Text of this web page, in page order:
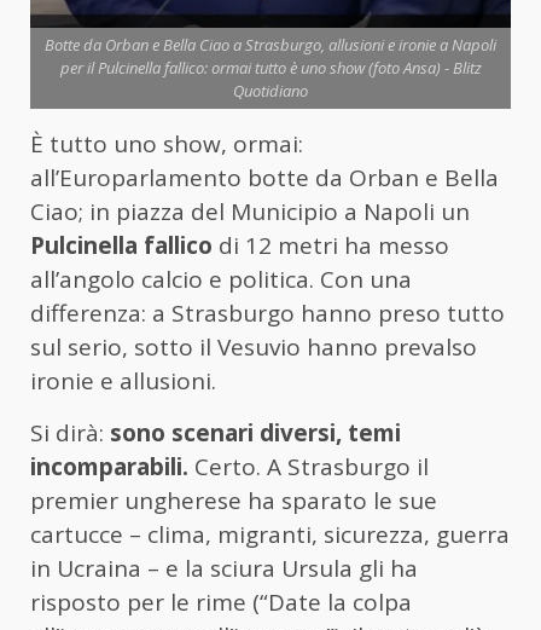
Botte da Orban e Bella Ciao a Strasburgo, allusioni e ironie a Napoli
per il Pulcinella fallico: ormai tutto è uno show (foto Ansa) - Blitz
Quotidiano
È tutto uno show, ormai:
all’Europarlamento botte da Orban e Bella
Ciao; in piazza del Municipio a Napoli un
Pulcinella fallico di 12 metri ha messo
all’angolo calcio e politica. Con una
differenza: a Strasburgo hanno preso tutto
sul serio, sotto il Vesuvio hanno prevalso
ironie e allusioni.
Si dirà: sono scenari diversi, temi
incomparabili. Certo. A Strasburgo il
premier ungherese ha sparato le sue
cartucce – clima, migranti, sicurezza, guerra
in Ucraina – e la sciura Ursula gli ha
risposto per le rime (“Date la colpa